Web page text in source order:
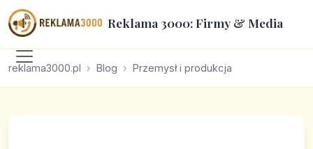
Reklama 3000: Firmy & Media
reklama3000.pl Blog Przemysł i produkcja